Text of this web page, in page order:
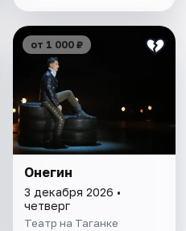
от 1 000 ₽
Онегин
3 декабря 2026 •
четверг
Театр на Таганке